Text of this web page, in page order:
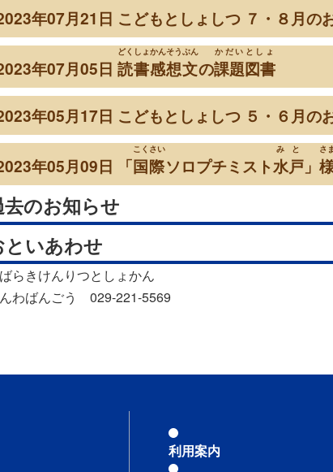
年07月21日 こどもとしょしつ ７・８月の
年07月05日 読書感想文
どくしょかんそうぶん
の課題図書
かだいとしょ
年05月17日 こどもとしょしつ ５・６月の
年05月09日 「国際
こくさい
ソロプチミスト水戸
みと
」
さま
去のお知らせ
といあわせ
らきけんりつとしょかん
わばんごう 029-221-5569
利用案内